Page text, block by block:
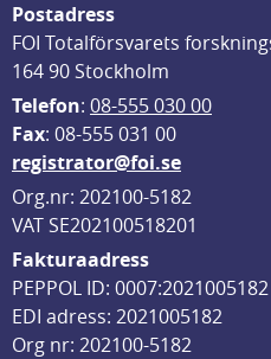
Postadress
FOI Totalförsvarets
164 90 Stockholm
Telefon: 08-555 030 00
Fax: 08-555 031 00
registrator@foi.se
Org.nr: 202100-5182
VAT SE202100518201
Fakturaadress
PEPPOL ID: 0007:2021005182
EDI adress: 2021005182
Org nr: 202100-5182